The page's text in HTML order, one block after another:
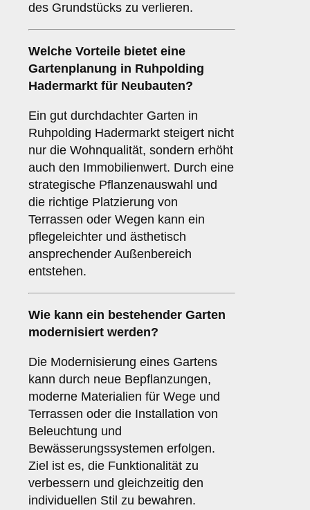
des Grundstücks zu verlieren.
Welche Vorteile bietet eine
Gartenplanung in Ruhpolding
Hadermarkt für Neubauten?
Ein gut durchdachter Garten in
Ruhpolding Hadermarkt steigert nicht
nur die Wohnqualität, sondern erhöht
auch den Immobilienwert. Durch eine
strategische Pflanzenauswahl und
die richtige Platzierung von
Terrassen oder Wegen kann ein
pflegeleichter und ästhetisch
ansprechender Außenbereich
entstehen.
Wie kann ein bestehender Garten
modernisiert werden?
Die Modernisierung eines Gartens
kann durch neue Bepflanzungen,
moderne Materialien für Wege und
Terrassen oder die Installation von
Beleuchtung und
Bewässerungssystemen erfolgen.
Ziel ist es, die Funktionalität zu
verbessern und gleichzeitig den
individuellen Stil zu bewahren.